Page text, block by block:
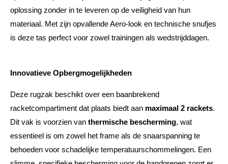
oplossing zonder in te leveren op de veiligheid van hun
materiaal. Met zijn opvallende Aero-look en technische snufjes
is deze tas perfect voor zowel trainingen als wedstrijddagen.
Innovatieve Opbergmogelijkheden
Deze rugzak beschikt over een baanbrekend
racketcompartiment dat plaats biedt aan maximaal 2 rackets.
Dit vak is voorzien van thermische bescherming, wat
essentieel is om zowel het frame als de snaarspanning te
behoeden voor schadelijke temperatuurschommelingen. Een